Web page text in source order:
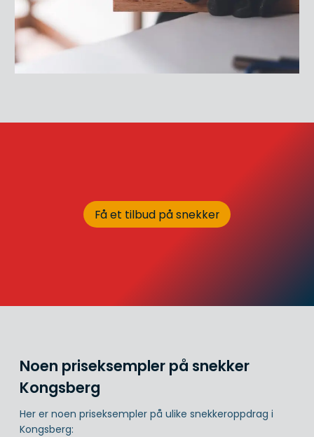
Få et tilbud på snekker
Noen priseksempler på snekker
Kongsberg
Her er noen priseksempler på ulike snekkeroppdrag i
Kongsberg: